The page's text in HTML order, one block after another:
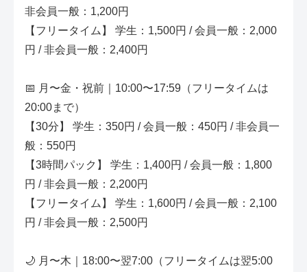
非会員一般：1,200円
【フリータイム】 学生：1,500円 / 会員一般：2,000
円 / 非会員一般：2,400円
📅 月〜金・祝前｜10:00〜17:59（フリータイムは
20:00まで）
【30分】 学生：350円 / 会員一般：450円 / 非会員一
般：550円
【3時間パック】 学生：1,400円 / 会員一般：1,800
円 / 非会員一般：2,200円
【フリータイム】 学生：1,600円 / 会員一般：2,100
円 / 非会員一般：2,500円
🌙 月〜木｜18:00〜翌7:00（フリータイムは翌5:00